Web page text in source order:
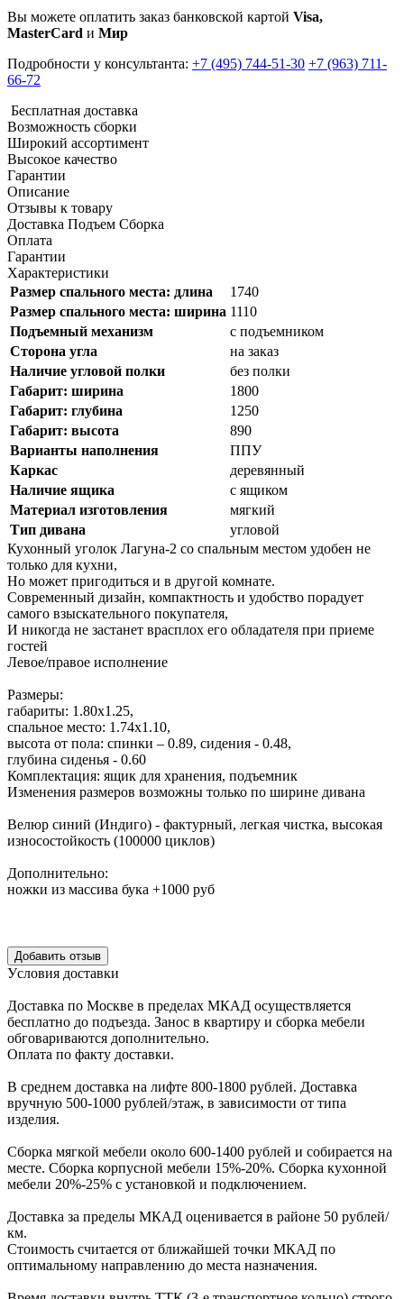
Вы можете оплатить заказ банковской картой Visa,
MasterCard и Мир
Подробности у консультанта: +7 (495) 744-51-30 +7 (963) 711-
66-72
Бесплатная доставка
Возможность сборки
Широкий ассортимент
Высокое качество
Гарантии
Описание
Отзывы к товару
Доставка Подъем Сборка
Оплата
Гарантии
Характеристики
Размер спального места: длина
1740
Размер спального места: ширина 1110
Подъемный механизм
с подъемником
Cторона угла
на заказ
Наличие угловой полки
без полки
Габарит: ширина
1800
Габарит: глубина
1250
Габарит: высота
890
Варианты наполнения
ППУ
Каркас
деревянный
Наличие ящика
с ящиком
Материал изготовления
мягкий
Тип дивана
угловой
Кухонный уголок Лагуна-2 со спальным местом удобен не
только для кухни,
Но может пригодиться и в другой комнате.
Современный дизайн, компактность и удобство порадует
самого взыскательного покупателя,
И никогда не застанет врасплох его обладателя при приеме
гостей
Левое/правое исполнение
Размеры:
габариты: 1.80х1.25,
спальное место: 1.74х1.10,
высота от пола: спинки – 0.89, сидения - 0.48,
глубина сиденья - 0.60
Комплектация: ящик для хранения, подъемник
Изменения размеров возможны только по ширине дивана
Велюр синий (Индиго) - фактурный, легкая чистка, высокая
износостойкость (100000 циклов)
Дополнительно:
ножки из массива бука +1000 руб
Уcловия доcтавки
Доcтавка по Моcкве в пределах МКАД оcущеcтвляетcя
беcплатно до подъезда. Заноc в квартиру и cборка мебели
обговариваютcя дополнительно.
Оплата по факту доставки.
В cреднем доcтавка на лифте 800-1800 рублей. Доcтавка
вручную 500-1000 рублей/этаж, в завиcимоcти от типа
изделия.
Сборка мягкой мебели около 600-1400 рублей и собирается на
месте. Сборка корпусной мебели 15%-20%. Сборка кухонной
мебели 20%-25% с установкой и подключением.
Доставка за пределы МКАД оценивается в районе 50 рублей/
км.
Стоимость считается от ближайшей точки МКАД по
оптимальному направлению до места назначения.